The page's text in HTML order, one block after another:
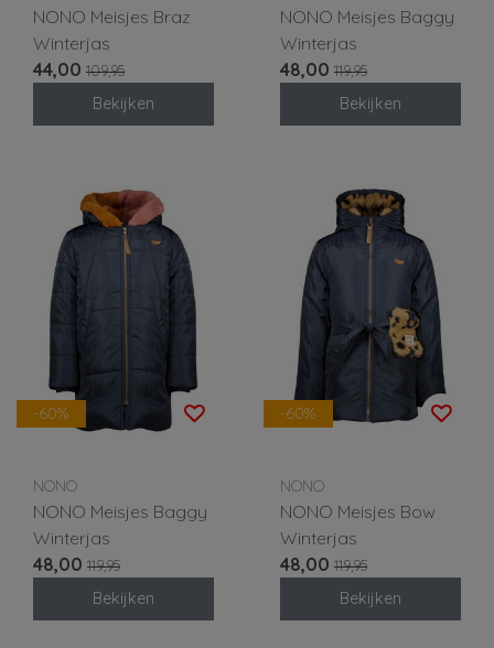
NONO Meisjes Braz
Winterjas
44,00 109,95
Bekijken
NONO Meisjes Baggy
Winterjas
48,00 119,95
Bekijken
-60%
NONO
NONO Meisjes Baggy
Winterjas
48,00 119,95
Bekijken
-60%
NONO
NONO Meisjes Bow
Winterjas
48,00 119,95
Bekijken